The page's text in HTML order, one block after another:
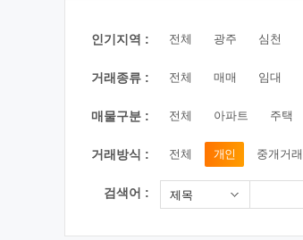
인기지역 : 전체 광주 심천
거래종류 : 전체 매매 임대
매물구분 : 전체 아파트 주택
거래방식 : 전체 개인 중개거래
검색어 : 제목